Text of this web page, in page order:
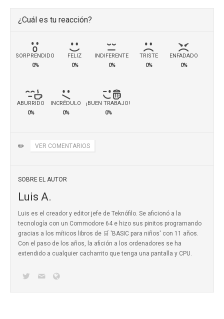
¿Cuál es tu reacción?
SORPRENDIDO
0%
FELIZ
0%
INDIFERENTE
0%
TRISTE
0%
ENFADADO
0%
ABURRIDO
0%
INCRÉDULO
0%
¡BUEN TRABAJO!
0%
✏️ VER COMENTARIOS
SOBRE EL AUTOR
Luis A.
Luis es el creador y editor jefe de Teknófilo. Se aficionó a la
tecnología con un Commodore 64 e hizo sus pinitos programando
gracias a los míticos libros de 🛒 'BASIC para niños' con 11 años.
Con el paso de los años, la afición a los ordenadores se ha
extendido a cualquier cacharrito que tenga una pantalla y CPU.